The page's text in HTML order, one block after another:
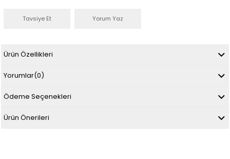
Tavsiye Et Yorum Yaz
Ürün Özellikleri
Yorumlar(0)
Ödeme Seçenekleri
Ürün Önerileri